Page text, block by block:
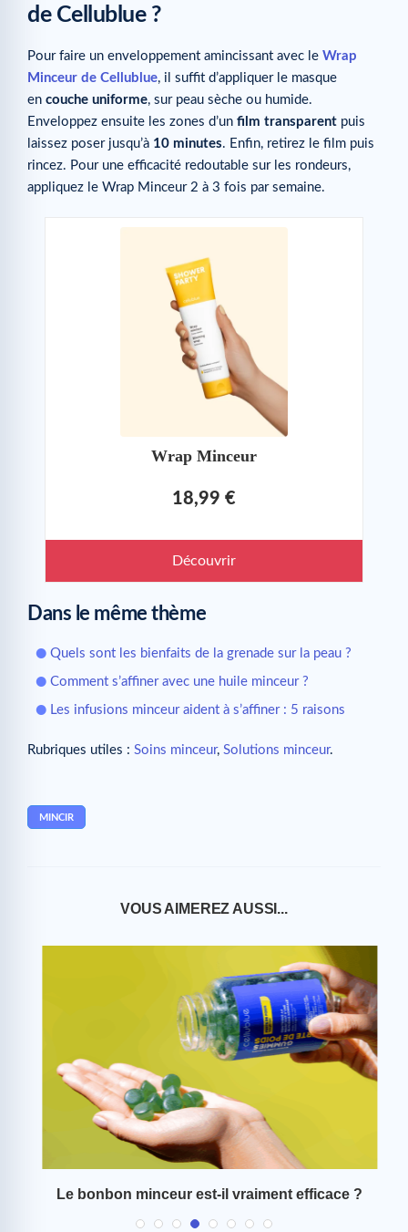
de Cellublue ?
Pour faire un enveloppement amincissant avec le Wrap
Minceur de Cellublue, il suffit d’appliquer le masque
en couche uniforme, sur peau sèche ou humide.
Enveloppez ensuite les zones d’un film transparent puis
laissez poser jusqu’à 10 minutes. Enfin, retirez le film puis
rincez. Pour une efficacité redoutable sur les rondeurs,
appliquez le Wrap Minceur 2 à 3 fois par semaine.
Wrap Minceur
18,99 €
Découvrir
Dans le même thème
Quels sont les bienfaits de la grenade sur la peau ?
Comment s’affiner avec une huile minceur ?
Les infusions minceur aident à s’affiner : 5 raisons
Rubriques utiles : Soins minceur, Solutions minceur.
MINCIR
VOUS AIMEREZ AUSSI...
Le bonbon minceur est-il vraiment efficace ?